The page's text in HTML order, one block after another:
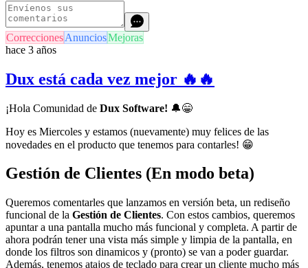
CorreccionesAnunciosMejoras
hace 3 años
Dux está cada vez mejor 🔥🔥
¡Hola Comunidad de Dux Software! 🔔😁
Hoy es Miercoles y estamos (nuevamente) muy felices de las
novedades en el producto que tenemos para contarles! 😁
Gestión de Clientes (En modo beta)
Queremos comentarles que lanzamos en versión beta, un rediseño
funcional de la Gestión de Clientes. Con estos cambios, queremos
apuntar a una pantalla mucho más funcional y completa. A partir de
ahora podrán tener una vista más simple y limpia de la pantalla, en
donde los filtros son dinamicos y (pronto) se van a poder guardar.
Además, tenemos atajos de teclado para crear un cliente mucho más